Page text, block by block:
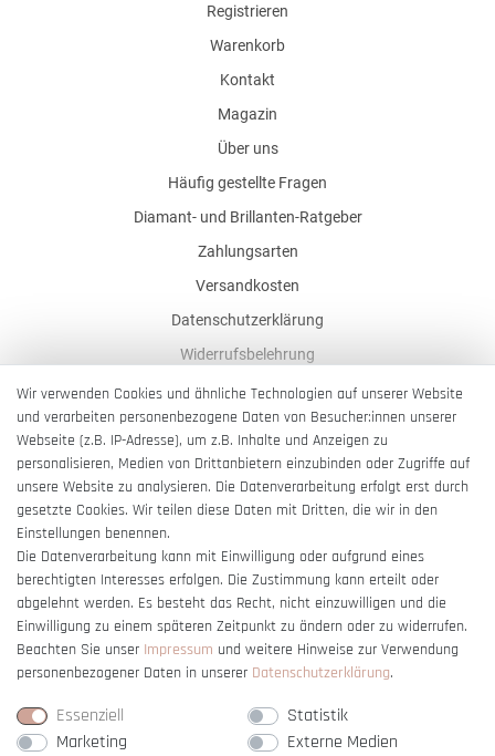
Registrieren
Warenkorb
Kontakt
Magazin
Über uns
Häufig gestellte Fragen
Diamant- und Brillanten-Ratgeber
Zahlungsarten
Versandkosten
Datenschutzerklärung
Widerrufsbelehrung
AGB
Impressum
Barrierefreiheitserklärung
Vertrag widerrufen
Wir verwenden Cookies und ähnliche Technologien auf unserer Website
und verarbeiten personenbezogene Daten von Besucher:innen unserer
Webseite (z.B. IP-Adresse), um z.B. Inhalte und Anzeigen zu
personalisieren, Medien von Drittanbietern einzubinden oder Zugriffe auf
unsere Website zu analysieren. Die Datenverarbeitung erfolgt erst durch
gesetzte Cookies. Wir teilen diese Daten mit Dritten, die wir in den
Einstellungen benennen.
Die Datenverarbeitung kann mit Einwilligung oder aufgrund eines
berechtigten Interesses erfolgen. Die Zustimmung kann erteilt oder
abgelehnt werden. Es besteht das Recht, nicht einzuwilligen und die
Einwilligung zu einem späteren Zeitpunkt zu ändern oder zu widerrufen.
Beachten Sie unser Impressum und weitere Hinweise zur Verwendung
personenbezogener Daten in unserer Daten­schutz­erklärung.
Essenziell
Statistik
Marketing
Externe Medien